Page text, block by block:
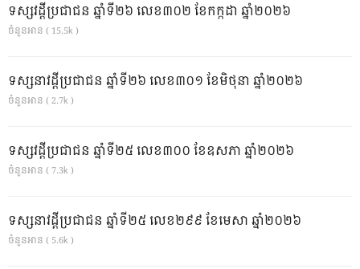
ទស្សវដ្តីប្រជាជន ឆ្នាំទី២៦ លេខ៣០២ ខែកក្កដា ឆ្នាំ២០២៦
ចំនួនអាន ( 15.5k )
ទស្សនាវដ្ដីប្រជាជន ឆ្នាំទី២៦ លេខ៣០១ ខែមិថុនា ឆ្នាំ២០២៦
ចំនួនអាន ( 2.7k )
ទស្សវដ្តីប្រជាជន ឆ្នាំទី២៥ លេខ៣០០ ខែឧសភា ឆ្នាំ២០២៦
ចំនួនអាន ( 7.3k )
ទស្សនាវដ្ដីប្រជាជន ឆ្នាំទី២៥ លេខ២៩៩ ខែមេសា ឆ្នាំ២០២៦
ចំនួនអាន ( 5.6k )